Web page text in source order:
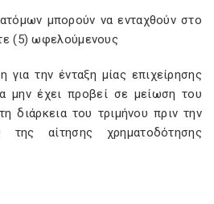
μπορούν να ενταχθούν στο
(5) ωφελούμενους
για την ένταξη μίας επιχείρησης
μην έχει προβεί σε μείωση του
διάρκεια του τριμήνου πριν την
της αίτησης χρηματοδότησης